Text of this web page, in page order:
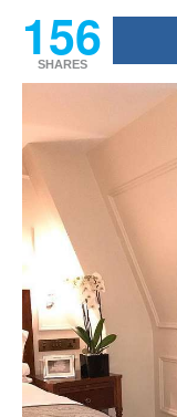
156
SHARES